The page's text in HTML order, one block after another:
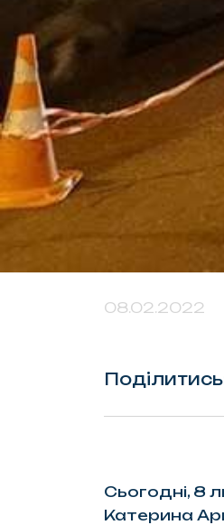
08.02.2022
Сьогодні, 8
Катерина